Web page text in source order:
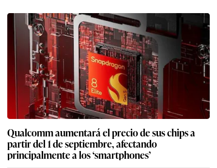
Qualcomm aumentará el precio de sus chips a
partir del 1 de septiembre, afectando
principalmente a los ‘smartphones’